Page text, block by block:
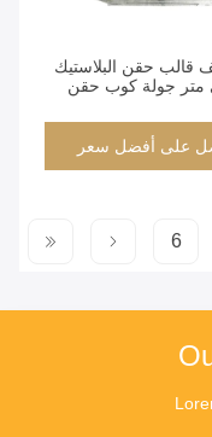
قالب حقن البلاستيك
متر جولة كوب حقن
على أفضل سعر
6